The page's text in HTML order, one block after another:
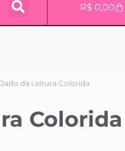
R$ 0,00
da Leitura Colorida
Colorida